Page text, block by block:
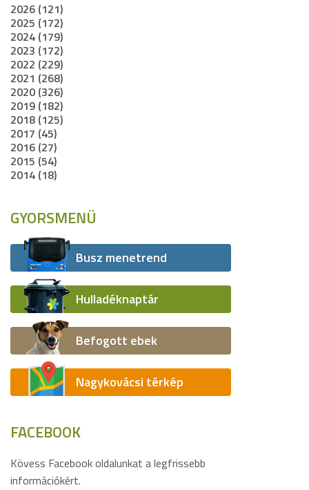
2026 (121)
2025 (172)
2024 (179)
2023 (172)
2022 (229)
2021 (268)
2020 (326)
2019 (182)
2018 (125)
2017 (45)
2016 (27)
2015 (54)
2014 (18)
GYORSMENÜ
Busz menetrend
Hulladéknaptár
Befogott ebek
Nagykovácsi térkép
FACEBOOK
Kövess Facebook oldalunkat a legfrissebb
információkért.